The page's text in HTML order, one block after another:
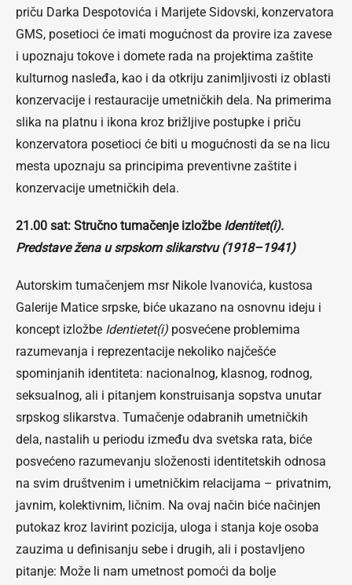
priču Darka Despotovića i Marijete Sidovski, konzervatora
GMS, posetioci će imati mogućnost da provire iza zavese
i upoznaju tokove i domete rada na projektima zaštite
kulturnog nasleđa, kao i da otkriju zanimljivosti iz oblasti
konzervacije i restauracije umetničkih dela. Na primerima
slika na platnu i ikona kroz brižljive postupke i priču
konzervatora posetioci će biti u mogućnosti da se na licu
mesta upoznaju sa principima preventivne zaštite i
konzervacije umetničkih dela.
21.00 sat: Stručno tumačenje izložbe Identitet(i).
Predstave žena u srpskom slikarstvu (1918–1941)
Autorskim tumačenjem msr Nikole Ivanovića, kustosa
Galerije Matice srpske, biće ukazano na osnovnu ideju i
koncept izložbe Identietet(i) posvećene problemima
razumevanja i reprezentacije nekoliko najčešće
spominjanih identiteta: nacionalnog, klasnog, rodnog,
seksualnog, ali i pitanjem konstruisanja sopstva unutar
srpskog slikarstva. Tumačenje odabranih umetničkih
dela, nastalih u periodu između dva svetska rata, biće
posvećeno razumevanju složenosti identitetskih odnosa
na svim društvenim i umetničkim relacijama – privatnim,
javnim, kolektivnim, ličnim. Na ovaj način biće načinjen
putokaz kroz lavirint pozicija, uloga i stanja koje osoba
zauzima u definisanju sebe i drugih, ali i postavljeno
pitanje: Može li nam umetnost pomoći da bolje